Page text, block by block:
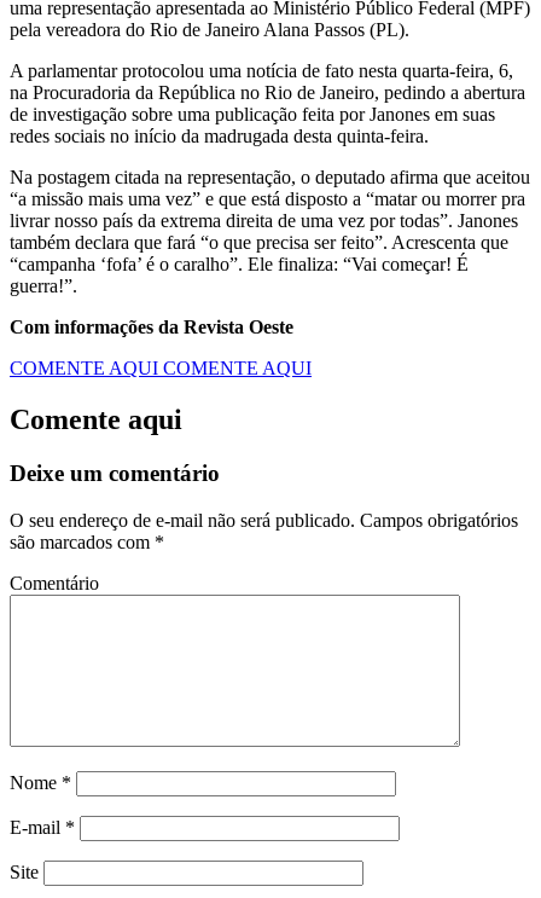
uma representação apresentada ao Ministério Público Federal (MPF)
pela vereadora do Rio de Janeiro Alana Passos (PL).
A parlamentar protocolou uma notícia de fato nesta quarta-feira, 6,
na Procuradoria da República no Rio de Janeiro, pedindo a abertura
de investigação sobre uma publicação feita por Janones em suas
redes sociais no início da madrugada desta quinta-feira.
Na postagem citada na representação, o deputado afirma que aceitou
“a missão mais uma vez” e que está disposto a “matar ou morrer pra
livrar nosso país da extrema direita de uma vez por todas”. Janones
também declara que fará “o que precisa ser feito”. Acrescenta que
“campanha ‘fofa’ é o caralho”. Ele finaliza: “Vai começar! É
guerra!”.
Com informações da Revista Oeste
COMENTE AQUI COMENTE AQUI
Comente aqui
Deixe um comentário
O seu endereço de e-mail não será publicado. Campos obrigatórios
são marcados com *
Comentário
Nome *
E-mail *
Site